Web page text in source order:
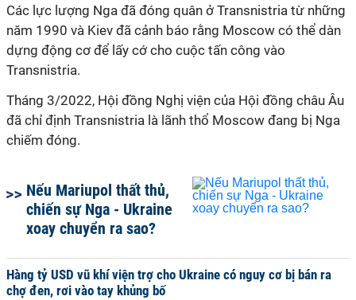
Các lực lượng Nga đã đóng quân ở Transnistria từ những
năm 1990 và Kiev đã cảnh báo rằng Moscow có thể dàn
dựng động cơ để lấy cớ cho cuộc tấn công vào
Transnistria.
Tháng 3/2022, Hội đồng Nghị viện của Hội đồng châu Âu
đã chỉ định Transnistria là lãnh thổ Moscow đang bị Nga
chiếm đóng.
Nếu Mariupol thất thủ,
chiến sự Nga - Ukraine
xoay chuyển ra sao?
Hàng tỷ USD vũ khí viện trợ cho Ukraine có nguy cơ bị bán ra
chợ đen, rơi vào tay khủng bố